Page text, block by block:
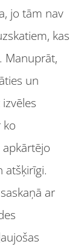
jo tām nav
kas
Manuprāt,
un
ko
atšķirīgi.
ar